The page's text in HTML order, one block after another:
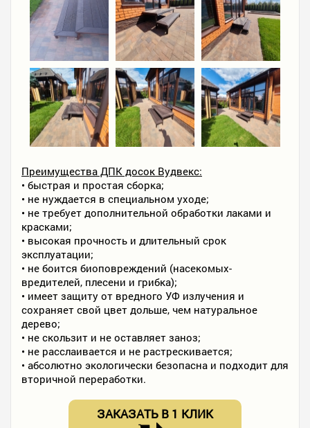
Преимущества ДПК досок Вудвекс:
• быстрая и простая сборка;
• не нуждается в специальном уходе;
• не требует дополнительной обработки лаками и
красками;
• высокая прочность и длительный срок
эксплуатации;
• не боится биоповреждений (насекомых-
вредителей, плесени и грибка);
• имеет защиту от вредного УФ излучения и
сохраняет свой цвет дольше, чем натуральное
дерево;
• не скользит и не оставляет заноз;
• не расслаивается и не растрескивается;
• абсолютно экологически безопасна и подходит для
вторичной переработки.
ЗАКАЗАТЬ В 1 КЛИК